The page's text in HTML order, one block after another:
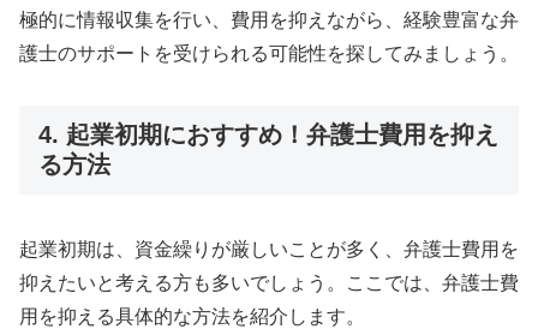
極的に情報収集を行い、費用を抑えながら、経験豊富な弁
護士のサポートを受けられる可能性を探してみましょう。
4. 起業初期におすすめ！弁護士費用を抑え
る方法
起業初期は、資金繰りが厳しいことが多く、弁護士費用を
抑えたいと考える方も多いでしょう。ここでは、弁護士費
用を抑える具体的な方法を紹介します。